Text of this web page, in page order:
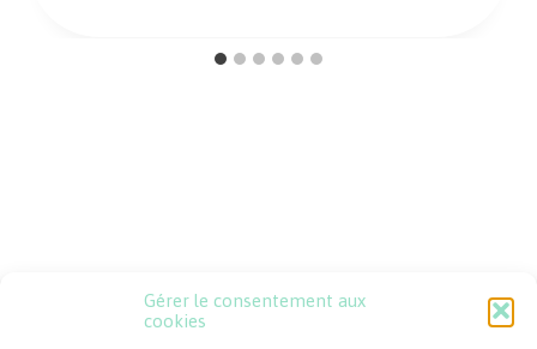
Gérer le consentement aux
cookies